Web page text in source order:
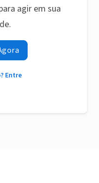
agir em sua
Entre